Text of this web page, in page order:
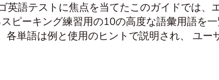
英語テストに焦点を当てたこのガイドでは、
ピーキング練習用の10の高度な語彙用語を
各単語は例と使用のヒントで説明され、 ユー
人生の管